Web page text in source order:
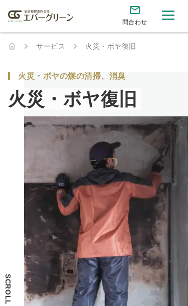
問合わせ
サービス 火災・ボヤ復旧
火災・ボヤの煤の清掃、消臭
火災・ボヤ復旧
SCROLL